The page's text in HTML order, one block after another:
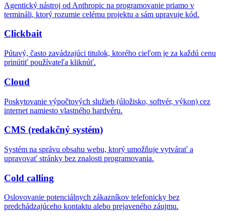
Agentický nástroj od Anthropic na programovanie priamo v
termináli, ktorý rozumie celému projektu a sám upravuje kód.
Clickbait
Pútavý, často zavádzajúci titulok, ktorého cieľom je za každú cenu
prinútiť používateľa kliknúť.
Cloud
Poskytovanie výpočtových služieb (úložisko, softvér, výkon) cez
internet namiesto vlastného hardvéru.
CMS (redakčný systém)
Systém na správu obsahu webu, ktorý umožňuje vytvárať a
upravovať stránky bez znalosti programovania.
Cold calling
Oslovovanie potenciálnych zákazníkov telefonicky bez
predchádzajúceho kontaktu alebo prejaveného záujmu.